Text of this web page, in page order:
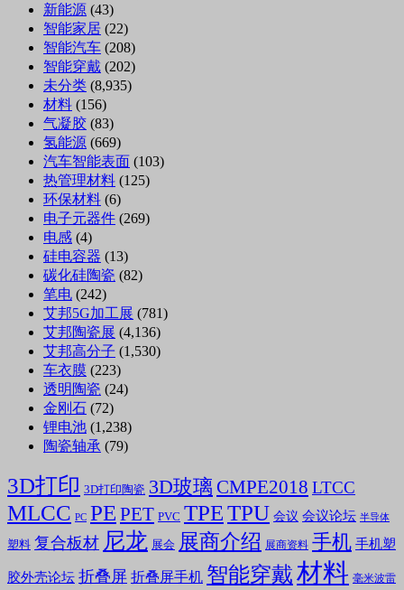
新能源 (43)
智能家居 (22)
智能汽车 (208)
智能穿戴 (202)
未分类 (8,935)
材料 (156)
气凝胶 (83)
氢能源 (669)
汽车智能表面 (103)
热管理材料 (125)
环保材料 (6)
电子元器件 (269)
电感 (4)
硅电容器 (13)
碳化硅陶瓷 (82)
笔电 (242)
艾邦5G加工展 (781)
艾邦陶瓷展 (4,136)
艾邦高分子 (1,530)
车衣膜 (223)
透明陶瓷 (24)
金刚石 (72)
锂电池 (1,238)
陶瓷轴承 (79)
3D打印 3D打印陶瓷 3D玻璃 CMPE2018 LTCC
MLCC PC PE PET PVC TPETPU 会议 会议论坛 半导体
塑料 复合板材 尼龙 展会 展商介绍 展商资料 手机 手机塑
胶外壳论坛 折叠屏 折叠屏手机 智能穿戴材料 毫米波雷